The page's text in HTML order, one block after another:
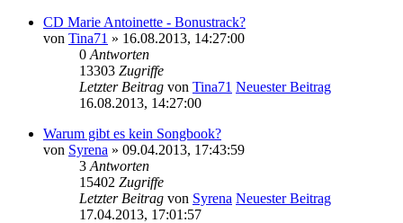
CD Marie Antoinette - Bonustrack?
von Tina71 » 16.08.2013, 14:27:00
0 Antworten
13303 Zugriffe
Letzter Beitrag von Tina71 Neuester Beitrag
16.08.2013, 14:27:00
Warum gibt es kein Songbook?
von Syrena » 09.04.2013, 17:43:59
3 Antworten
15402 Zugriffe
Letzter Beitrag von Syrena Neuester Beitrag
17.04.2013, 17:01:57